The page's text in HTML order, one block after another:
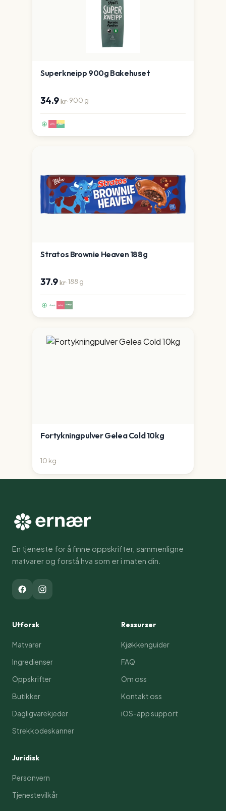
Superkneipp 900g Bakehuset
34.9kr·900 g
Stratos Brownie Heaven 188g
37.9kr·188 g
Fortykningpulver Gelea Cold 10kg
10 kg
En tjeneste for å finne oppskrifter, sammenligne
matvarer og forstå hva som er i maten din.
Utforsk
Matvarer
Ingredienser
Oppskrifter
Butikker
Dagligvarekjeder
Strekkodeskanner
Ressurser
Kjøkkenguider
FAQ
Om oss
Kontakt oss
iOS-app support
Juridisk
Personvern
Tjenestevilkår